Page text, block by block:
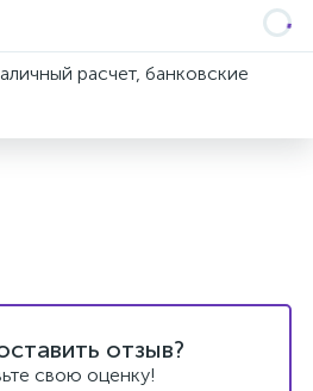
расчет, банковские
отзыв?
свою оценку!